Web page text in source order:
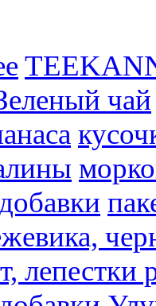
чай
лепестки